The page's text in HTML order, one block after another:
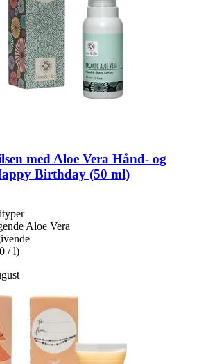
med Aloe Vera Hånd-​ og
Birthday (50 ml)
Aloe Vera
/ l)